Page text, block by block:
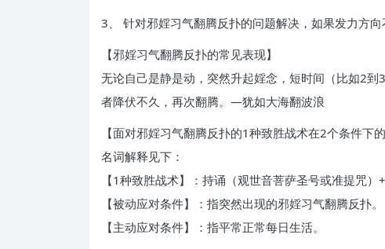
3、 针对邪婬习气翻腾反扑的问题解决，如果发力方
【邪婬习气翻腾反扑的常见表现】
无论自己是静是动，突然升起婬念，短时间（比如2
者降伏不久，再次翻腾。—犹如大海翻波浪
【面对邪婬习气翻腾反扑的1种致胜战术在2个条件下的
名词解释见下：
【1种致胜战术】：持诵（观世音菩萨圣号或准提咒
【被动应对条件】：指突然出现的邪婬习气翻腾反扑。
【主动应对条件】：指平常正常每日生活。